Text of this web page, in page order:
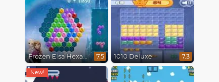
Frozen Elsa Hexagon Puzzle 7.5 1010 Deluxe 7.3